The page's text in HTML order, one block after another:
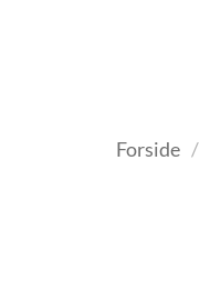
Forside /